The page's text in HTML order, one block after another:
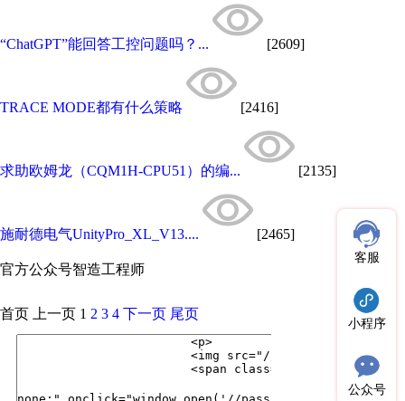
“ChatGPT”能回答工控问题吗？... [2609]
TRACE MODE都有什么策略 [2416]
求助欧姆龙（CQM1H-CPU51）的编... [2135]
施耐德电气UnityPro_XL_V13.... [2465]
官方公众号智造工程师
客服
小程序
公众号
首页 上一页 1 2 3 4 下一页 尾页